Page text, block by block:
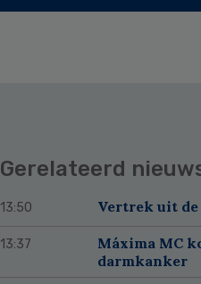
Gerelateerd
13:50 Vertrek uit de
13:37
Máxima MC
darmkanker